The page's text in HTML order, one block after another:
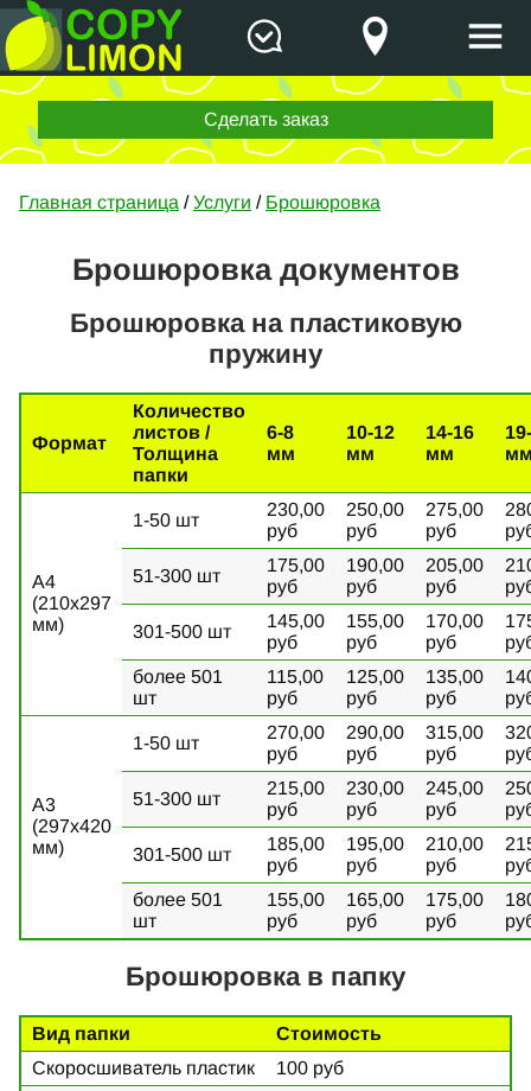
Сделать заказ
Главная страница /Услуги / Брошюровка
Брошюровка документов
Брошюровка на пластиковую
пружину
Формат
Количество
листов /
Толщина
папки
6-8
мм
10-12
мм
14-16
мм
А4
(210х297
мм)
1-50 шт
230,00
руб
250,00
руб
275,00
руб
51-300 шт
175,00
руб
190,00
руб
205,00
руб
301-500 шт
145,00
руб
155,00
руб
170,00
руб
более 501
шт
115,00
руб
125,00
руб
135,00
руб
А3
(297х420
мм)
1-50 шт
270,00
руб
290,00
руб
315,00
руб
51-300 шт
215,00
руб
230,00
руб
245,00
руб
301-500 шт
185,00
руб
195,00
руб
210,00
руб
более 501
шт
155,00
руб
165,00
руб
175,00
руб
Брошюровка в папку
Вид папки
Стоимость
Скоросшиватель пластик
100 руб